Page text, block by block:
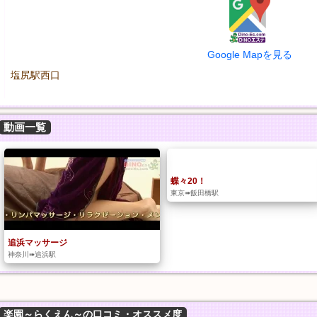
Google Mapを見る
塩尻駅西口
動画一覧
追浜マッサージ
神奈川➠追浜駅
蝶々20！
東京➠飯田橋駅
楽園～らくえん～の口コミ・オススメ度